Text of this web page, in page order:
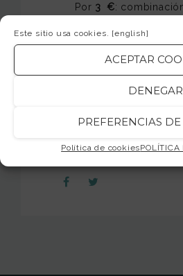
Este sitio usa cookies. [english]
ACEPTAR
DENEGAR
PREFERENCIAS
Política de cookiesPOLÍTICA
Por 3 €:
¡Os